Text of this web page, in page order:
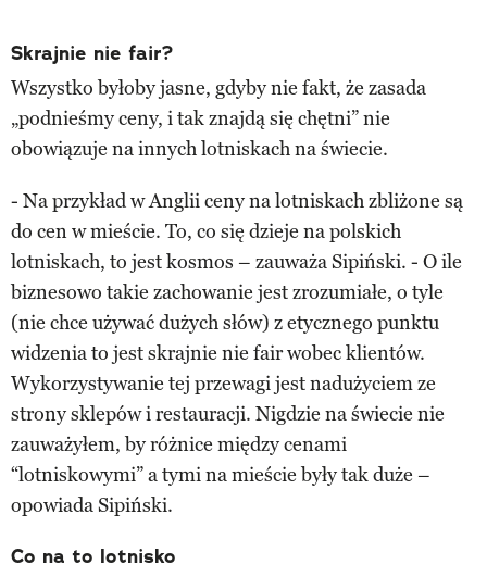
Skrajnie nie fair?
Wszystko byłoby jasne, gdyby nie fakt, że zasada
„podnieśmy ceny, i tak znajdą się chętni” nie
obowiązuje na innych lotniskach na świecie.
- Na przykład w Anglii ceny na lotniskach zbliżone są
do cen w mieście. To, co się dzieje na polskich
lotniskach, to jest kosmos – zauważa Sipiński. - O ile
biznesowo takie zachowanie jest zrozumiałe, o tyle
(nie chce używać dużych słów) z etycznego punktu
widzenia to jest skrajnie nie fair wobec klientów.
Wykorzystywanie tej przewagi jest nadużyciem ze
strony sklepów i restauracji. Nigdzie na świecie nie
zauważyłem, by różnice między cenami
“lotniskowymi” a tymi na mieście były tak duże –
opowiada Sipiński.
Co na to lotnisko